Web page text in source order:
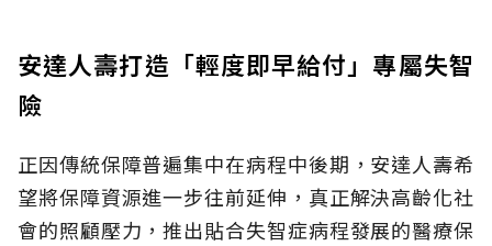
安達人壽打造「輕度即早給付」專屬失智
險
正因傳統保障普遍集中在病程中後期，安達人壽希
望將保障資源進一步往前延伸，真正解決高齡化社
會的照顧壓力，推出貼合失智症病程發展的醫療保